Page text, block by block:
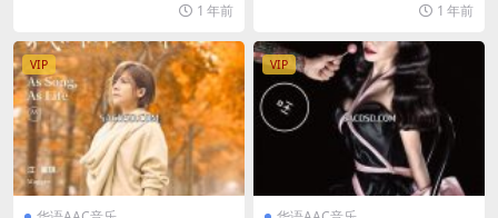
1 年前 1 年前
VIP VIP